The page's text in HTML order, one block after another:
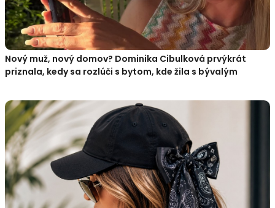
Nový muž, nový domov? Dominika Cibulková prvýkrát
priznala, kedy sa rozlúči s bytom, kde žila s bývalým